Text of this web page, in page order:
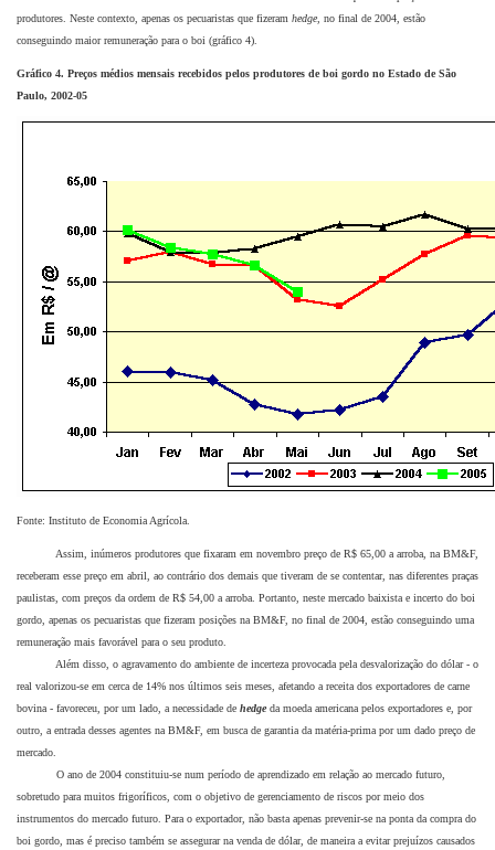
produtores. Neste contexto, apenas os pecuaristas que fizeram hedge, no final de 2004, estão
conseguindo maior remuneração para o boi (gráfico 4).
Gráfico 4. Preços médios mensais recebidos pelos produtores de boi gordo no Estado de São
Paulo, 2002-05
Fonte: Instituto de Economia Agrícola.
Assim, inúmeros produtores que fixaram em novembro preço de R$ 65,00 a arroba, na BM&F,
receberam esse preço em abril, ao contrário dos demais que tiveram de se contentar, nas diferentes praças
paulistas, com preços da ordem de R$ 54,00 a arroba. Portanto, neste mercado baixista e incerto do boi
gordo, apenas os pecuaristas que fizeram posições na BM&F, no final de 2004, estão conseguindo uma
remuneração mais favorável para o seu produto.
Além disso, o agravamento do ambiente de incerteza provocada pela desvalorização do dólar - o
real valorizou-se em cerca de 14% nos últimos seis meses, afetando a receita dos exportadores de carne
bovina - favoreceu, por um lado, a necessidade de hedgeda moeda americana pelos exportadores e, por
outro, a entrada desses agentes na BM&F, em busca de garantia da matéria-prima por um dado preço de
mercado.
O ano de 2004 constituiu-se num período de aprendizado em relação ao mercado futuro,
sobretudo para muitos frigoríficos, com o objetivo de gerenciamento de riscos por meio dos
instrumentos do mercado futuro. Para o exportador, não basta apenas prevenir-se na ponta da compra do
boi gordo, mas é preciso também se assegurar na venda de dólar, de maneira a evitar prejuízos causados